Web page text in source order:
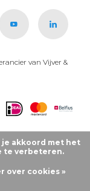
van Vijver &
akkoord met het
te verbeteren.
over cookies »